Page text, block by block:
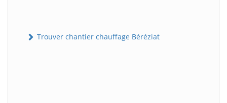
Trouver chantier chauffage Béréziat